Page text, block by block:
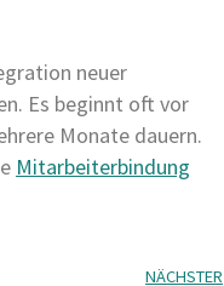
neuer
Es beginnt oft vor
Monate dauern.
Mitarbeiterbindung
NÄCHSTER